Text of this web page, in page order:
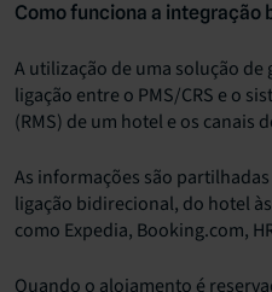
Como funciona a integração
A utilização de uma solução de
ligação entre o PMS/CRS e o
(RMS) de um hotel e os canais
As informações são
ligação bidirecional, do hotel
como Expedia, Booking.com,
Quando o alojamento é